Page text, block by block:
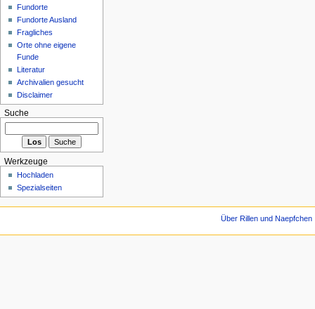
Fundorte
Fundorte Ausland
Fragliches
Orte ohne eigene
Funde
Literatur
Archivalien gesucht
Disclaimer
Suche
Werkzeuge
Hochladen
Spezialseiten
Über Rillen und Naepfchen